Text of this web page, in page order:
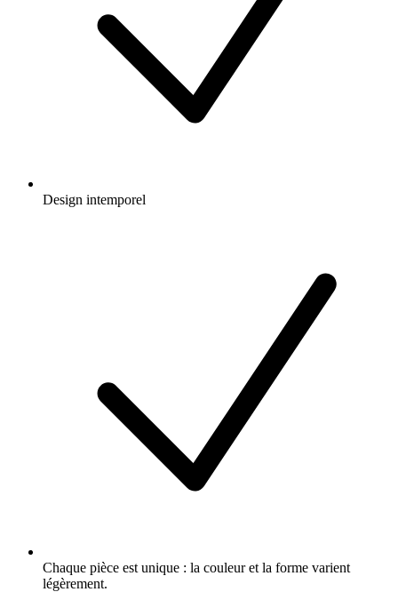
Design intemporel
Chaque pièce est unique : la couleur et la forme varient
légèrement.